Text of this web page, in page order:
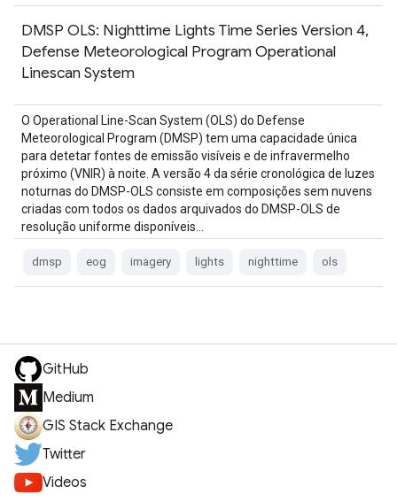
DMSP OLS: Nighttime Lights Time Series Version 4,
Defense Meteorological Program Operational
Linescan System
O Operational Line-Scan System (OLS) do Defense
Meteorological Program (DMSP) tem uma capacidade única
para detetar fontes de emissão visíveis e de infravermelho
próximo (VNIR) à noite. A versão 4 da série cronológica de luzes
noturnas do DMSP-OLS consiste em composições sem nuvens
criadas com todos os dados arquivados do DMSP-OLS de
resolução uniforme disponíveis…
dmsp eog imagery lights nighttime ols
GitHub
Medium
GIS Stack Exchange
Twitter
Videos